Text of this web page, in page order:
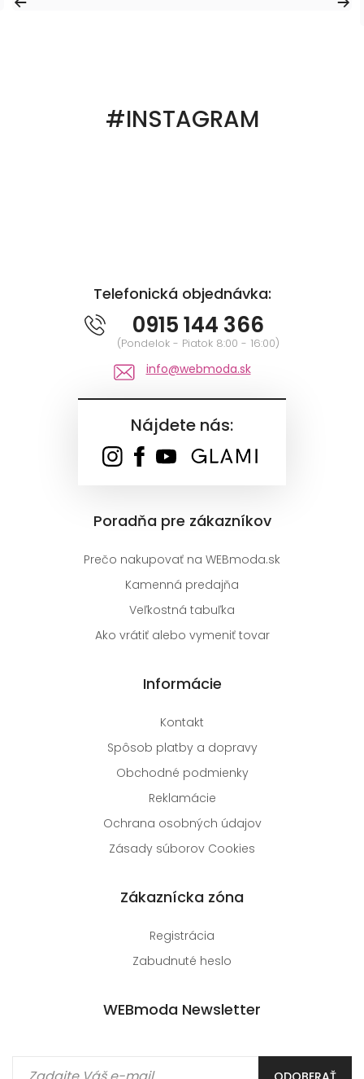
#INSTAGRAM
Telefonická objednávka:
0915 144 366
(Pondelok - Piatok 8:00 - 16:00)
info@webmoda.sk
Nájdete nás:
Poradňa pre zákazníkov
Prečo nakupovať na WEBmoda.sk
Kamenná predajňa
Veľkostná tabuľka
Ako vrátiť alebo vymeniť tovar
Informácie
Kontakt
Spôsob platby a dopravy
Obchodné podmienky
Reklamácie
Ochrana osobných údajov
Zásady súborov Cookies
Zákaznícka zóna
Registrácia
Zabudnuté heslo
WEBmoda Newsletter